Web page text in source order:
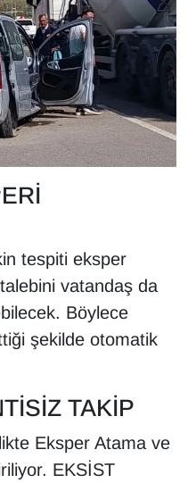
tespiti eksper
vatandaş da
Böylece
şekilde otomatik
TAKİP
Eksper Atama ve
EKSİST